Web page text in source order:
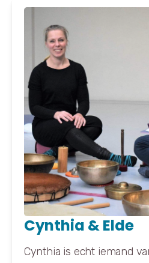
Cynthia & Elde
Cynthia is echt iemand